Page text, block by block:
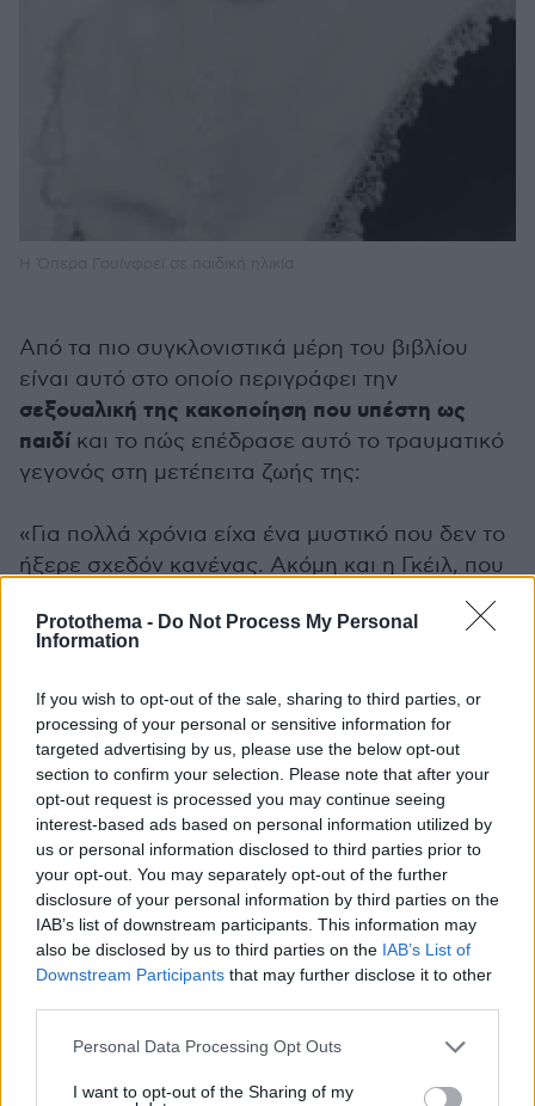
Protothema - Do Not Process My Personal
Information
If you wish to opt-out of the sale, sharing to third parties, or
processing of your personal or sensitive information for
targeted advertising by us, please use the below opt-out
section to confirm your selection. Please note that after your
opt-out request is processed you may continue seeing
interest-based ads based on personal information utilized by
us or personal information disclosed to third parties prior to
your opt-out. You may separately opt-out of the further
disclosure of your personal information by third parties on the
IAB’s list of downstream participants. This information may
also be disclosed by us to third parties on the IAB’s List of
Downstream Participants that may further disclose it to other
Please note that this website/app uses one or more Google
not limited to your visit or usage behaviour. You may click to
Personal Data Processing Opt Outs
I want to opt-out of the Sharing of my
Από τα πιο συγκλονιστικά μέρη του βιβλίου
είναι αυτό στο οποίο περιγράφει την
σεξουαλική της κακοποίηση που υπέστη ως
παιδίκαι το πώς επέδρασε αυτό το τραυματικό
γεγονός στη μετέπειτα ζωής της:
«Για πολλά χρόνια είχα ένα μυστικό που δεν το
ήξερε σχεδόν κανένας. Ακόμη και η Γκέιλ, που
ήξερε τα πάντα για μένα, το έμαθε μετά από
αρκετά χρόνια αφού γίναμε φίλες. Το ίδιο
νιώσω ασφαλής για να το μοιραστώ: τη
σεξουαλική κακοποίηση που είχα υποστεί από
τα10 ως τα 14, την επακόλουθη συχνή
εναλλαγή συντρόφων λόγω αυτού στην
εφηβεία, και τέλος, την εγκυμοσύνη μου στα
14. Ντρεπόμουν τόσο πολύ, που έκρυβα την
εγκυμοσύνη μου μέχρι που ο γιατρός μου
παρατήρησε τους πρησμένους αστραγάλους
μου και την κοιλιά μου. Γέννησα το 1968· το
μωρό πέθανε στο νοσοκομείο λίγες εβδομάδες
Γύρισα στο σχολείο και δεν το είπα σε κανέναν.
Φοβόμουν ότι αν το μάθαιναν θα με έδιωχναν.